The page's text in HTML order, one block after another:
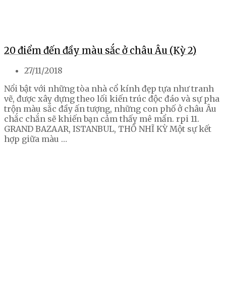
20 điểm đến đầy màu sắc ở châu Âu (Kỳ 2)
27/11/2018
Nổi bật với những tòa nhà cổ kính đẹp tựa như tranh
vẽ, được xây dựng theo lối kiến trúc độc đáo và sự pha
trộn màu sắc đầy ấn tượng, những con phố ở châu Âu
chắc chắn sẽ khiến bạn cảm thấy mê mẩn. rpi 11.
GRAND BAZAAR, ISTANBUL, THỔ NHĨ KỲ Một sự kết
hợp giữa màu …